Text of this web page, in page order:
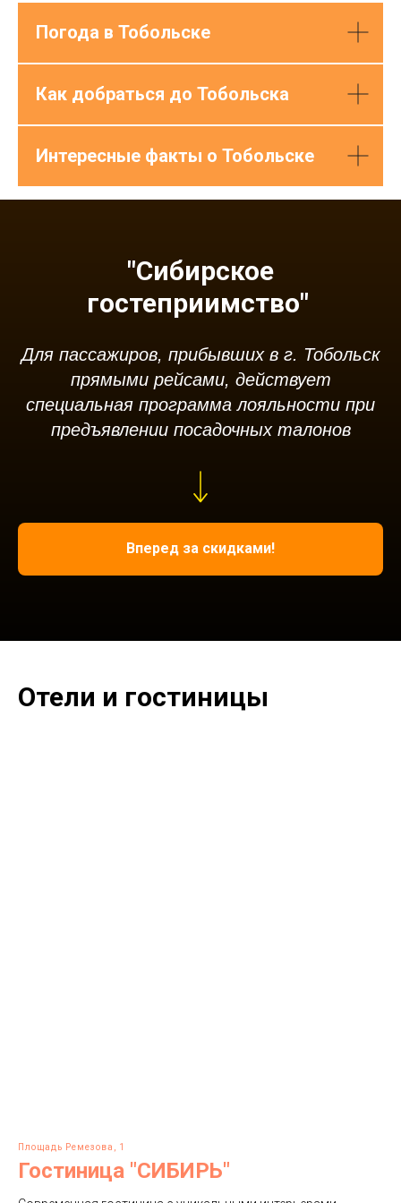
Погода в Тобольске
Как добраться до Тобольска
Интересные факты о Тобольске
"Сибирское
гостеприимство"
Для пассажиров, прибывших в г. Тобольск
прямыми рейсами, действует
специальная программа лояльности при
предъявлении посадочных талонов
Вперед за скидками!
Отели и гостиницы
Площадь Ремезова, 1
Гостиница "СИБИРЬ"